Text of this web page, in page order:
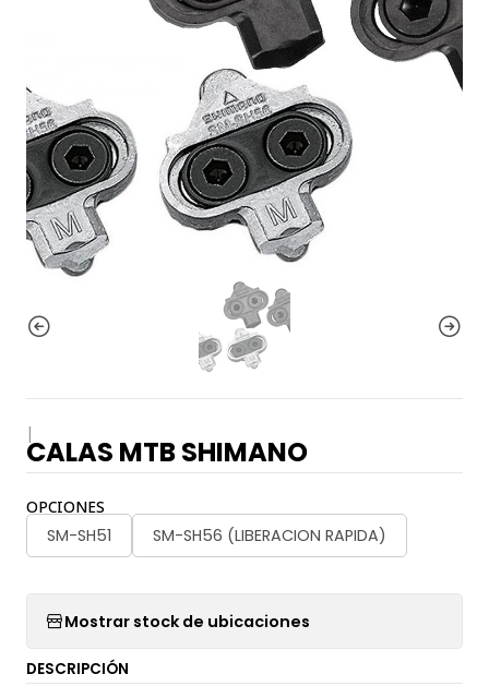
|
CALAS MTB SHIMANO
OPCIONES
SM-SH51 SM-SH56 (LIBERACION RAPIDA)
Mostrar stock de ubicaciones
DESCRIPCIÓN